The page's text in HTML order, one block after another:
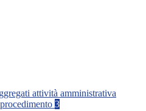
attività amministrativa
3